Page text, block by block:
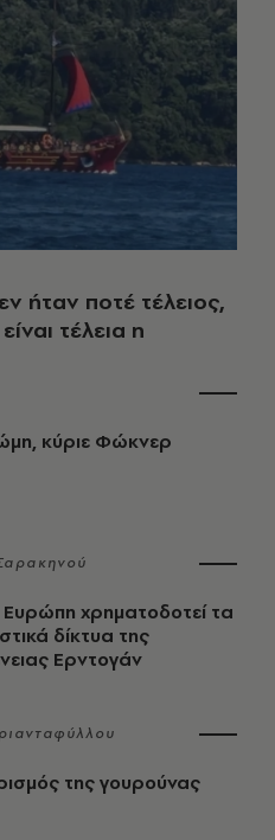
ήταν ποτέ τέλειος,
τέλεια η
κύριε Φώκνερ
χρηματοδοτεί τα
δίκτυα της
Ερντογάν
της γουρούνας